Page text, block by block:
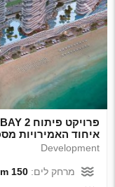
איחוד האמירויות מספר
Development
מרחק לים:150 m